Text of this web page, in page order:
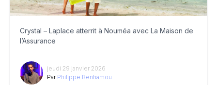
Crystal – Laplace atterrit à Nouméa avec La Maison de
l’Assurance
jeudi 29 janvier 2026
Par Philippe Benhamou